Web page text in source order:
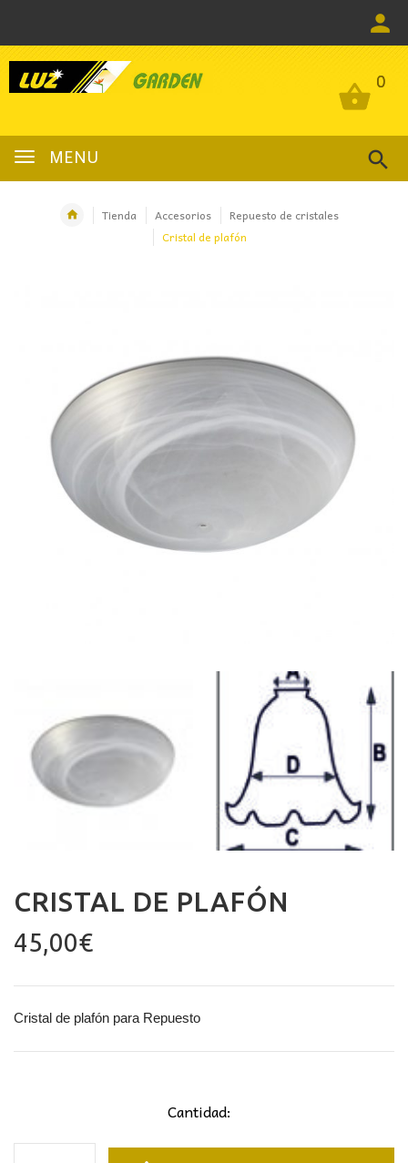
0
MENU
0
Tienda Accesorios
Repuesto de cristales
Cristal de plafón
CRISTAL DE PLAFÓN
45,00€
Cristal de plafón para Repuesto
Cantidad: